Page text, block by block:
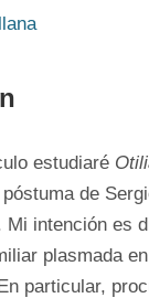
estudiaré
de
Mi intención es
plasmada
particular,